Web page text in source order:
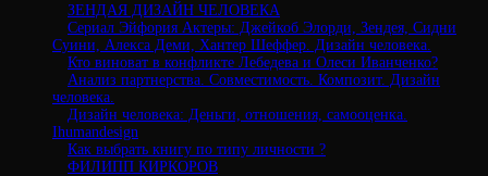
ЗЕНДАЯ ДИЗАЙН ЧЕЛОВЕКА
Сериал Эйфория Актеры: Джейкоб Элорди, Зендея, Сидни
Суини, Алекса Деми, Хантер Шеффер. Дизайн человека.
Кто виноват в конфликте Лебедева и Олеси Иванченко?
Анализ партнерства. Совместимость. Композит. Дизайн
человека.
Дизайн человека: Деньги, отношения, самооценка.
Ihumandesign
Как выбрать книгу по типу личности ?
ФИЛИПП КИРКОРОВ